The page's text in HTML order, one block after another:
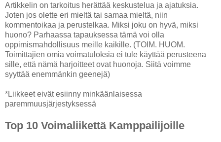
Artikkelin on tarkoitus herättää keskustelua ja ajatuksia.
Joten jos olette eri mieltä tai samaa mieltä, niin
kommentoikaa ja perustelkaa. Miksi joku on hyvä, miksi
huono? Parhaassa tapauksessa tämä voi olla
oppimismahdollisuus meille kaikille. (TOIM. HUOM.
Toimittajien omia voimatuloksia ei tule käyttää perusteena
sille, että nämä harjoitteet ovat huonoja. Siitä voimme
syyttää enemmänkin geenejä)
*Liikkeet eivät esiinny minkäänlaisessa
paremmuusjärjestyksessä
Top 10 Voimaliikettä Kamppailijoille